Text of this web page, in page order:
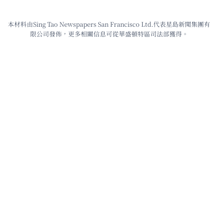
本材料由Sing Tao Newspapers San Francisco Ltd.代表星島新聞集團有
限公司發佈，更多相關信息可從華盛頓特區司法部獲得。